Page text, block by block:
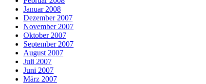
Januar 2008
Dezember 2007
November 2007
Oktober 2007
September 2007
August 2007
Juli 2007
Juni 2007
März 2007